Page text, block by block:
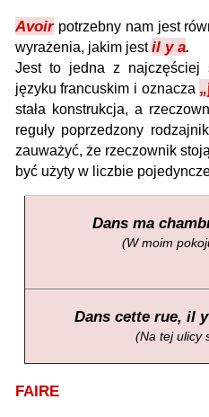
Avoirpotrzebny nam jest
wyrażenia, jakim jestil y a.
Jest to jedna z najczęściej
języku francuskim i oznacza
stała konstrukcja, a
reguły poprzedzony
zauważyć, że rzeczownik
być użyty w liczbie
Dans ma
(W moim
Dans cette rue, il
(Na tej ulicy
FAIRE